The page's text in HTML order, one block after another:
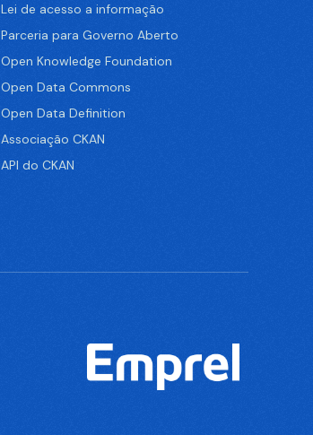
Lei de acesso a informação
Parceria para Governo Aberto
Open Knowledge Foundation
Open Data Commons
Open Data Definition
Associação CKAN
API do CKAN